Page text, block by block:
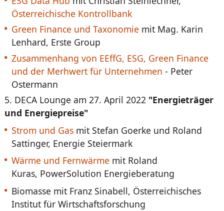
Österreichische Kontrollbank
Green Finance und Taxonomie mit Mag. Karin
Lenhard, Erste Group
Zusammenhang von EEffG, ESG, Green Finance
und der Merhwert für Unternehmen - Peter
Ostermann
5. DECA Lounge am 27. April 2022 "Energieträger
und Energiepreise"
Strom und Gasmit Stefan Goerke und Roland
Sattinger, Energie Steiermark
Wärme und Fernwärme mit Roland
Kuras, PowerSolution Energieberatung
Biomasse mit Franz Sinabell, Österreichisches
Institut für Wirtschaftsforschung